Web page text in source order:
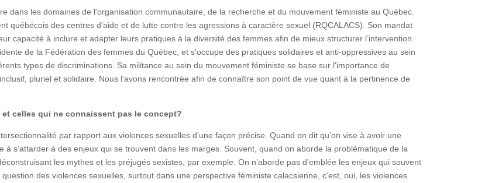
dans les domaines de l'organisation communautaire, de la recherche et du mouvement féministe au Québec.
québécois des centres d'aide et de lutte contre les agressions à caractère sexuel (RQCALACS). Son mandat
capacité à inclure et adapter leurs pratiques à la diversité des femmes afin de mieux structurer l’intervention
de la Fédération des femmes du Québec, et s'occupe des pratiques solidaires et anti-oppressives au sein
types de discriminations. Sa militance au sein du mouvement féministe se base sur l'importance de
pluriel et solidaire. Nous l’avons rencontrée afin de connaître son point de vue quant à la pertinence de
celles qui ne connaissent pas le concept?
par rapport aux violences sexuelles d’une façon précise. Quand on dit qu’on vise à avoir une
à s’attarder à des enjeux qui se trouvent dans les marges. Souvent, quand on aborde la problématique de la
les mythes et les préjugés sexistes, par exemple. On n’aborde pas d’emblée les enjeux qui souvent
des violences sexuelles, surtout dans une perspective féministe calacsienne, c’est, oui, les violences